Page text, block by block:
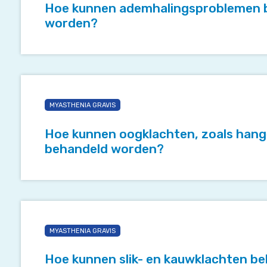
myasthenie
behandeld
Hoe kunnen
worden?
oogklachten,
hangende
oogleden
dubbelzien,
MYASTHENIA GRAVIS
Hoe kunnen oogklachten, zoals
behandeld worden?
kauwklachten
MYASTHENIA GRAVIS
Hoe kunnen slik- en kauwklachten